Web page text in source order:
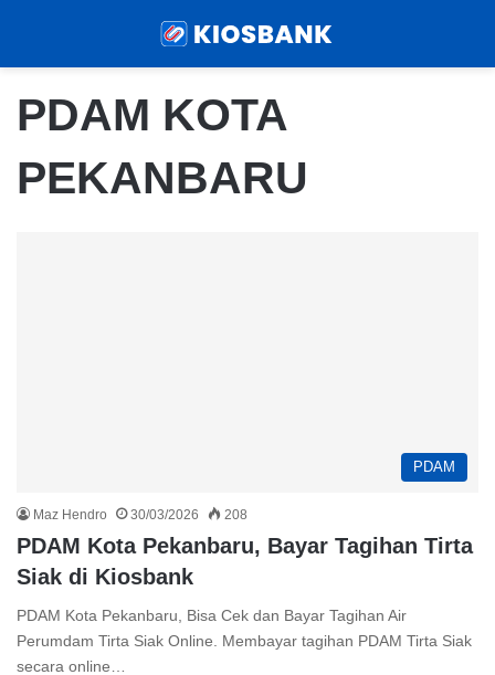
PDAM KOTA
PEKANBARU
PDAM
Maz Hendro 30/03/2026 208
PDAM Kota Pekanbaru, Bayar Tagihan Tirta
Siak di Kiosbank
PDAM Kota Pekanbaru, Bisa Cek dan Bayar Tagihan Air
Perumdam Tirta Siak Online. Membayar tagihan PDAM Tirta Siak
secara online…